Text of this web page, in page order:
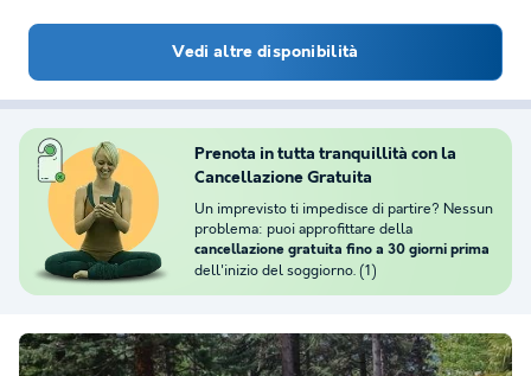
Vedi altre disponibilità
Prenota in tutta tranquillità con la
Cancellazione Gratuita
Un imprevisto ti impedisce di partire? Nessun
problema: puoi approfittare della
cancellazione gratuita fino a 30 giorni prima
dell'inizio del soggiorno. (1)